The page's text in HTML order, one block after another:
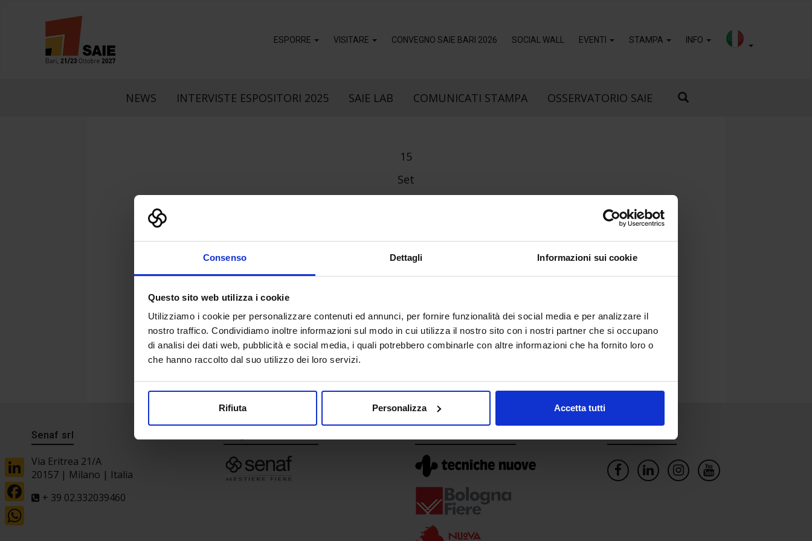
Consenso Dettagli Informazioni sui cookie
Questo sito web utilizza i cookie
Utilizziamo i cookie per personalizzare contenuti ed annunci, per fornire funzionalità dei social media e per analizzare il
nostro traffico. Condividiamo inoltre informazioni sul modo in cui utilizza il nostro sito con i nostri partner che si occupano
di analisi dei dati web, pubblicità e social media, i quali potrebbero combinarle con altre informazioni che ha fornito loro o
che hanno raccolto dal suo utilizzo dei loro servizi.
Rifiuta Personalizza Accetta tutti
ESPORRE VISITARE CONVEGNO SAIE BARI 2026 SOCIAL WALL EVENTI STAMPA INFO
NEWS INTERVISTE ESPOSITORI 2025 SAIE LAB COMUNICATI STAMPA OSSERVATORIO SAIE
15
Set
Senaf srl
Via Eritrea 21/A
20157 | Milano | Italia
+ 39 02.332039460
LinkedIn
Facebook